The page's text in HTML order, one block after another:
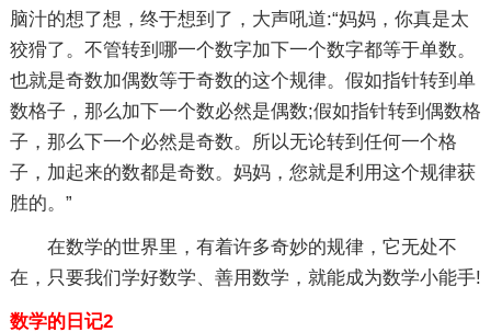
脑汁的想了想，终于想到了，大声吼道:“妈妈，你真是太
狡猾了。不管转到哪一个数字加下一个数字都等于单数。
也就是奇数加偶数等于奇数的这个规律。假如指针转到单
数格子，那么加下一个数必然是偶数;假如指针转到偶数格
子，那么下一个必然是奇数。所以无论转到任何一个格
子，加起来的数都是奇数。妈妈，您就是利用这个规律获
胜的。”
在数学的世界里，有着许多奇妙的规律，它无处不
在，只要我们学好数学、善用数学，就能成为数学小能手!
数学的日记2